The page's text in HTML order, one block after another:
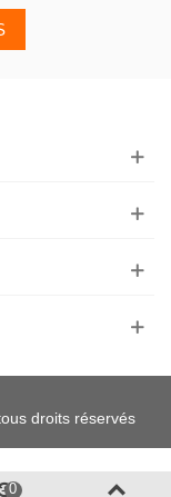
droits réservés
0